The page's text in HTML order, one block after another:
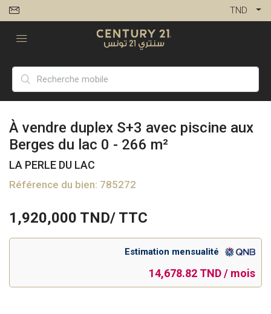
TND
À vendre duplex S+3 avec piscine aux
Berges du lac 0 - 266 m²
LA PERLE DU LAC
Référence du bien: 785272
1,920,000 TND/ TTC
Estimation mensualité
14,678.82 TND / mois